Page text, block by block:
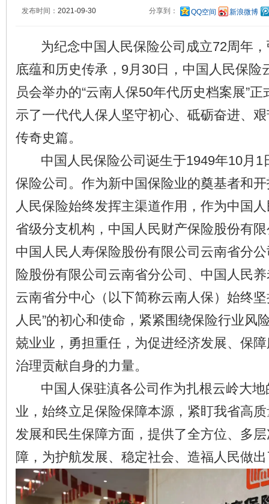
发布时间： 2021-09-30 分享到： QQ空间 新浪微博
为纪念中国人民保险公司成立72周年，
底蕴和历史传承，9月30日，中国人民保险
员会举办的“云南人保50年代历史档案展”
示了一代代人保人坚守初心、砥砺奋进、
传奇史篇。
中国人民保险公司诞生于1949年10月1
保险公司。作为新中国保险业的奠基者和
人民保险始终发挥主渠道作用，作为中国
省级分支机构，中国人民财产保险股份有
中国人民人寿保险股份有限公司云南省分
险股份有限公司云南省分公司、中国人民
云南省分中心（以下简称云南人保）始终
人民”的初心和使命，紧紧围绕保险行业风
兢业业，勇担重任，为促进经济发展、保
治理贡献自身的力量。
中国人保驻滇各公司作为扎根云岭大地
业，始终立足保险保障本源，紧盯我省高
发展和民生保障方面，提供了全方位、多
障，为护航发展、稳定社会、造福人民做